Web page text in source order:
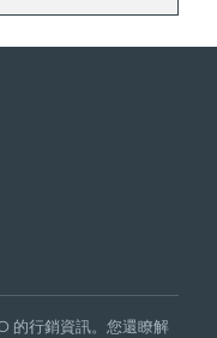
的行銷資訊。您還瞭解